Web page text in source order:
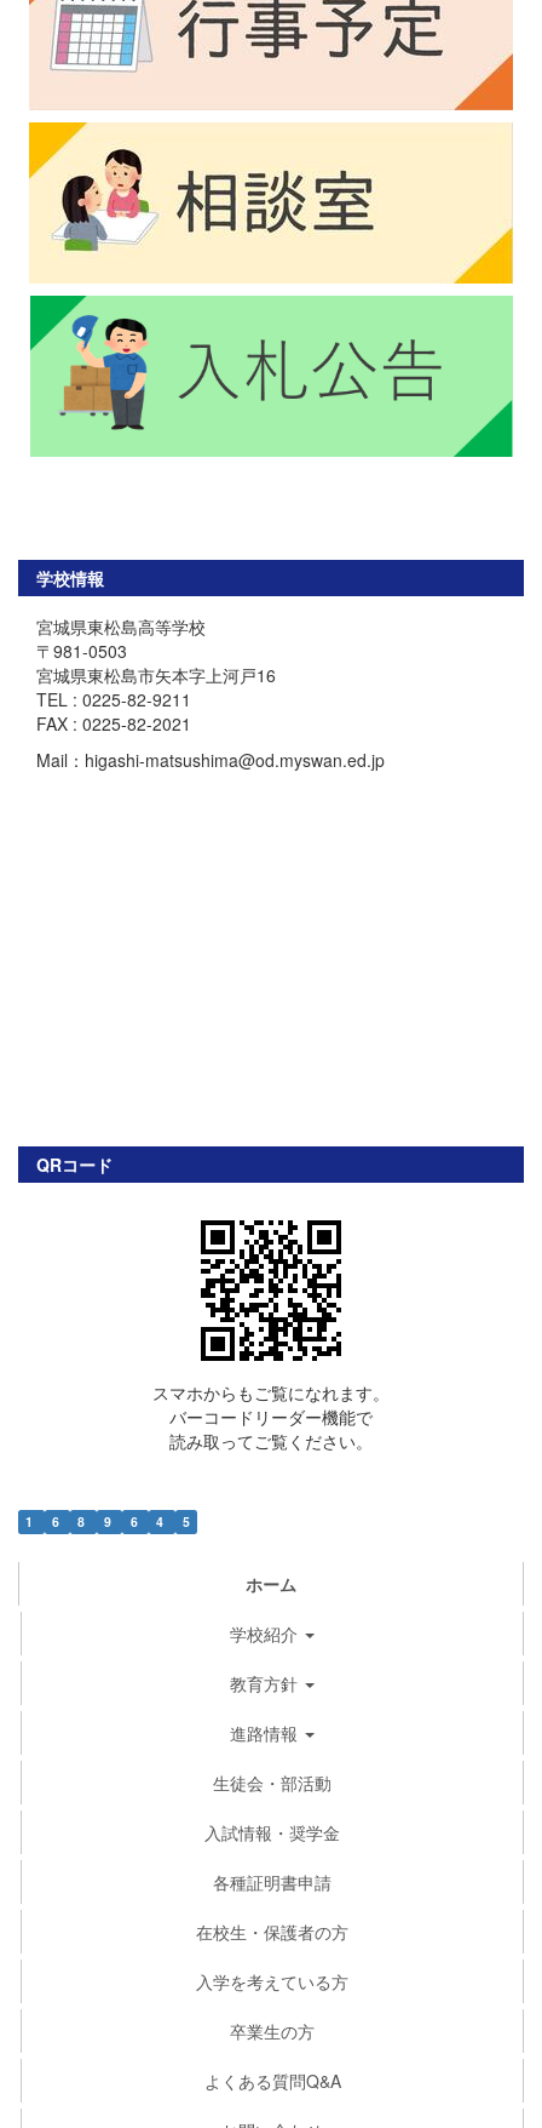
学校情報
宮城県東松島高等学校
〒981-0503
宮城県東松島市矢本字上河戸16
TEL : 0225-82-9211
FAX : 0225-82-2021
Mail：higashi-matsushima@od.myswan.ed.jp
QRコード
スマホからもご覧になれます。
バーコードリーダー機能で
読み取ってご覧ください。
1 6 8 9 6 4 5
ホーム
学校紹介
教育方針
進路情報
生徒会・部活動
入試情報・奨学金
各種証明書申請
在校生・保護者の方
入学を考えている方
卒業生の方
よくある質問Q&A